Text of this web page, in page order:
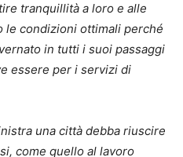
tranquillità a loro e alle
le condizioni ottimali perché
in tutti i suoi passaggi
essere per i servizi di
una città debba riuscire
come quello al lavoro